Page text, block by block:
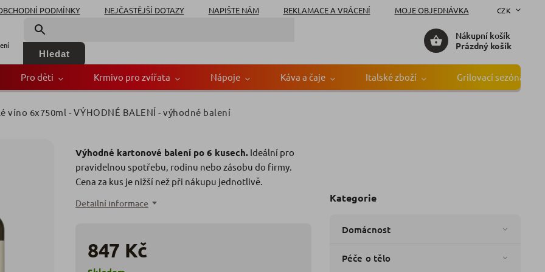
PODMÍNKY NEJČASTĚJŠÍ DOTAZY NAPIŠTE NÁM REKLAMACE A VRÁCENÍ MOJE OBJEDNÁVKA CZK
Hledat
Nákupní košík
Prázdný košík
Pro děti Krmivo pro zvířata Nápoje Káva a čaje Italské zboží Grilovací sezóna
víno 6x750ml - VÝHODNÉ BALENÍ - výhodné balení
Kategorie
Domácnost
Péče o tělo
bílé víno 6x750ml -
Značka:I Magredi
847 Kč
Výhodné kartonové balení po 6 kusech. Ideální pro
pravidelnou spotřebu, rodinu nebo zásobu do firmy.
Cena za kus je nižší než při nákupu jednotlivě.
Detailní informace